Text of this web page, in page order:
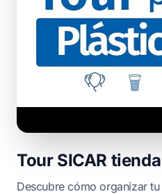
Tour SICAR
Descubre cómo organizar